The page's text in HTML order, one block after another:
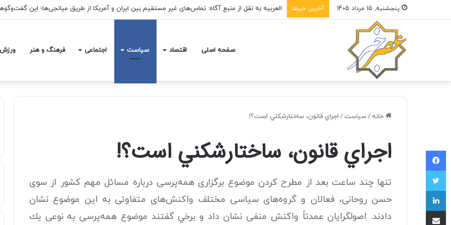
پنجشنبه, 15 مرداد 1405 آخرین خبرها
صفحه اصلی اقتصاد سیاست اجتماعی فرهنگ و هنر ورزش
خانه /سیاست / اجراي قانون، ساختارشكني است؟!
اجراي قانون، ساختارشكني است؟!
تنها چند ساعت بعد از مطرح کردن موضوع برگزاری همه‌پرسی درباره مسائل مهم کشور از سوی
حسن روحانی، فعالان و گروه‌های سیاسی مختلف واکنش‌های متفاوتی به اين موضوع نشان
دادند. اصولگرایان عمدتاً واکنش منفی نشان داد و برخي گفتند موضوع همه‌پرسی به نوعی يك